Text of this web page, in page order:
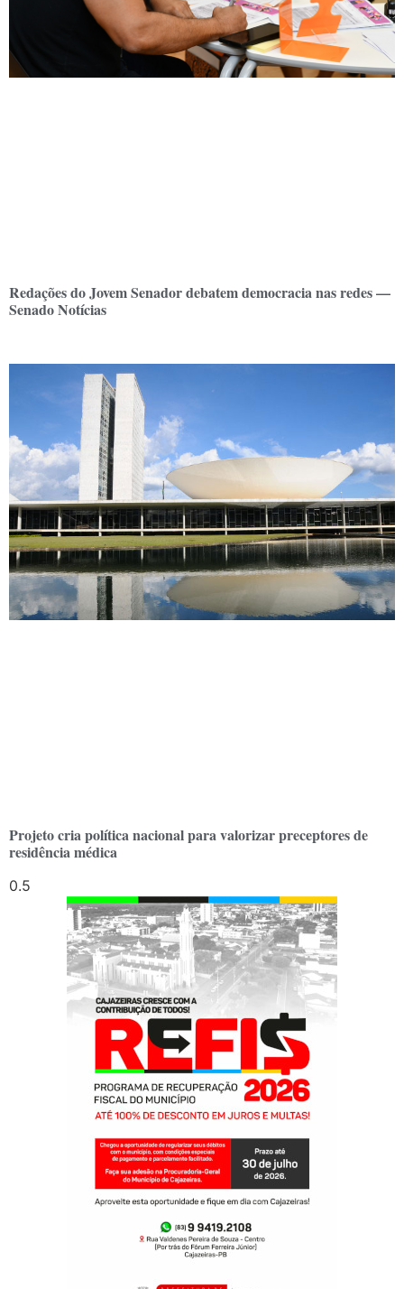
Redações do Jovem Senador debatem democracia nas redes —
Senado Notícias
Projeto cria política nacional para valorizar preceptores de
residência médica